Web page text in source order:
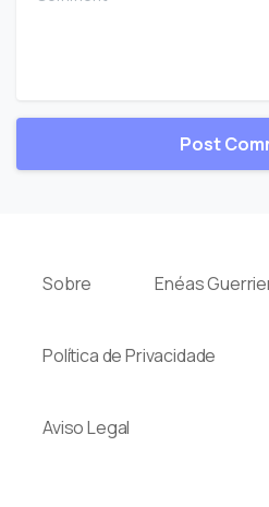
Sobre Enéas
Política de Privacidade
Aviso Legal